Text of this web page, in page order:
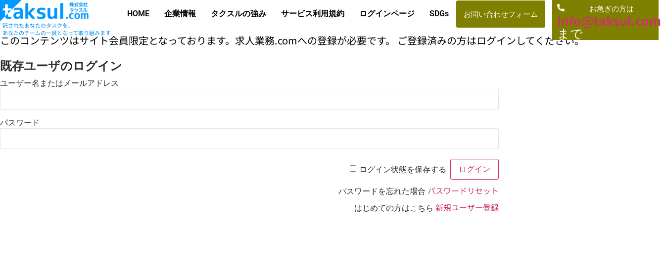
託されたあなたのタスクを、
あなたのチームの一員となって取り組みます
HOME 企業情報 タクスルの強み サービス利用規約 ログインページ SDGs お問い合わせフォーム お急ぎの方は
info@taksul.com
まで
このコンテンツはサイト会員限定となっております。求人業務.comへの登録が必要です。 ご登録済みの方はログインしてください。
既存ユーザのログイン
ユーザー名またはメールアドレス
パスワード
ログイン状態を保存する
パスワードを忘れた場合 パスワードリセット
はじめての方はこちら 新規ユーザー登録